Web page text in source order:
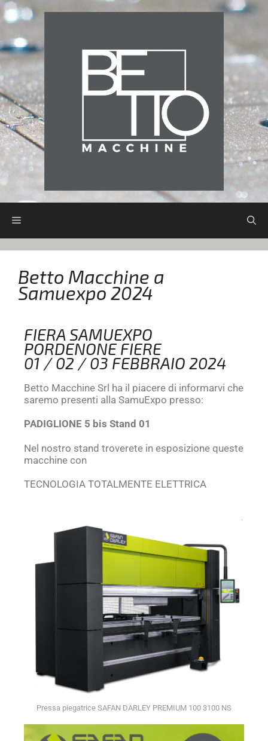
Betto Macchine a
Samuexpo 2024
FIERA SAMUEXPO
PORDENONE FIERE
01 / 02 / 03 FEBBRAIO 2024
Betto Macchine Srl ha il piacere di informarvi che
saremo presenti alla SamuExpo presso:
PADIGLIONE 5 bis Stand 01
Nel nostro stand troverete in esposizione queste
macchine con
TECNOLOGIA TOTALMENTE ELETTRICA
Pressa piegatrice SAFAN DARLEY PREMIUM 100 3100 NS